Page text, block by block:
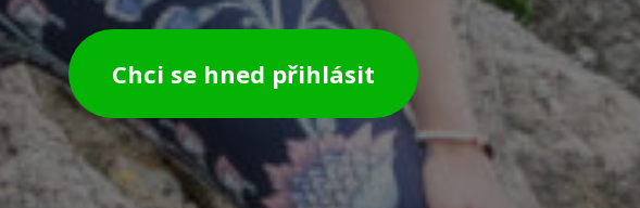
Chci se hned přihlásit